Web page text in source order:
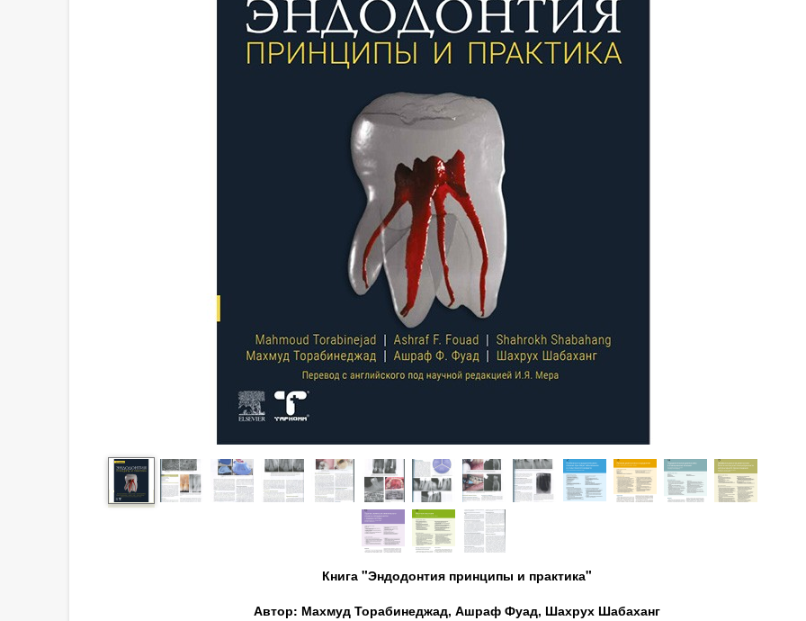
Книга "Эндодонтия принципы и практика"
Автор: Махмуд Торабинеджад, Ашраф Фуад, Шахрух Шабаханг